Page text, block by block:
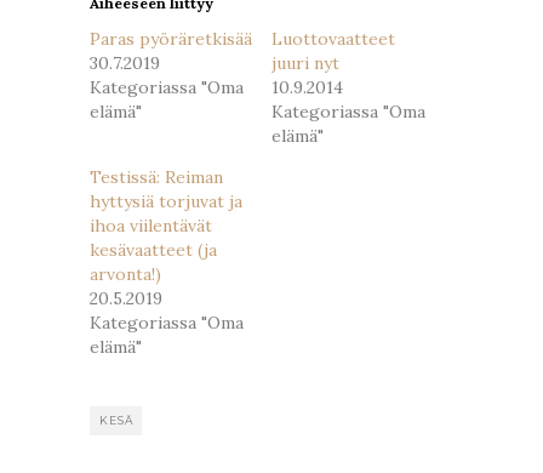
Paras pyöräretkisää
30.7.2019
Kategoriassa "Oma
elämä"
Luottovaatteet
juuri nyt
10.9.2014
Kategoriassa "Oma
elämä"
Testissä: Reiman
hyttysiä torjuvat ja
ihoa viilentävät
kesävaatteet (ja
arvonta!)
20.5.2019
Kategoriassa "Oma
elämä"
KESÄ